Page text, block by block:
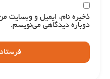
ذخیره نام، ایمیل و وبسایت
دوباره دیدگاهی می‌نویسم.